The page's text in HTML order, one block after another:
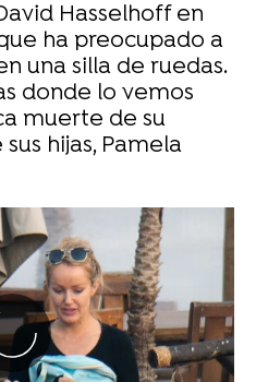
Hasselhoff en
ha preocupado a
una silla de ruedas.
donde lo vemos
muerte de su
hijas, Pamela